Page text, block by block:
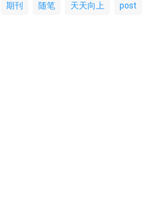
期刊 随笔 天天向上 post